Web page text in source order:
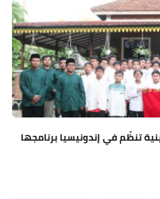
تنظّم في إندونيسيا برنامجها